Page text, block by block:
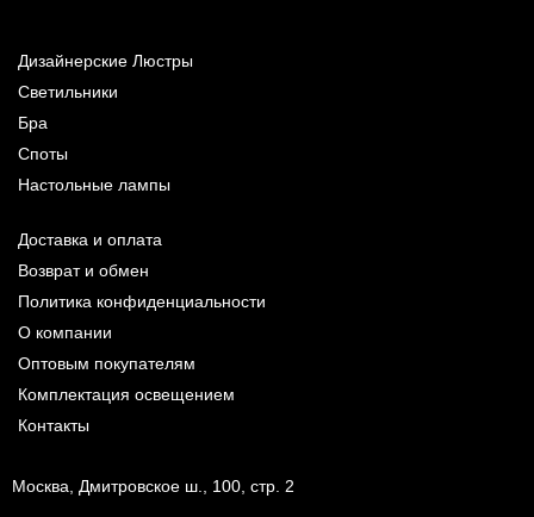
Дизайнерские Люстры
Светильники
Бра
Споты
Настольные лампы
Доставка и оплата
Возврат и обмен
Политика конфиденциальности
О компании
Оптовым покупателям
Комплектация освещением
Контакты
Москва, Дмитровское ш., 100, стр. 2